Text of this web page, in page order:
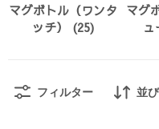
マグボトル（ワンタ
ッチ） (25)
マグ
フィルター 並